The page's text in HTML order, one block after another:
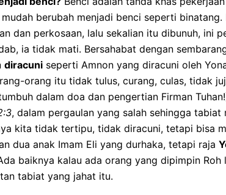
berubah menjadi benci seperti
dan perkosaan, lalu sekalian itu dibunuh, ini
ia tidak mati. Bersahabat dengan
diracuni seperti Amnon yang diracuni oleh
orang itu tidak tulus, curang, culas, tidak
dalam doa dan pengertian Firman
, dalam pergaulan yang salah sehingga tabiat
kita tidak tertipu, tidak diracuni, tetapi bisa
dua anak Imam Eli yang durhaka, tetapi raja
baiknya kalau ada orang yang dipimpin
tabiat yang jahat itu.